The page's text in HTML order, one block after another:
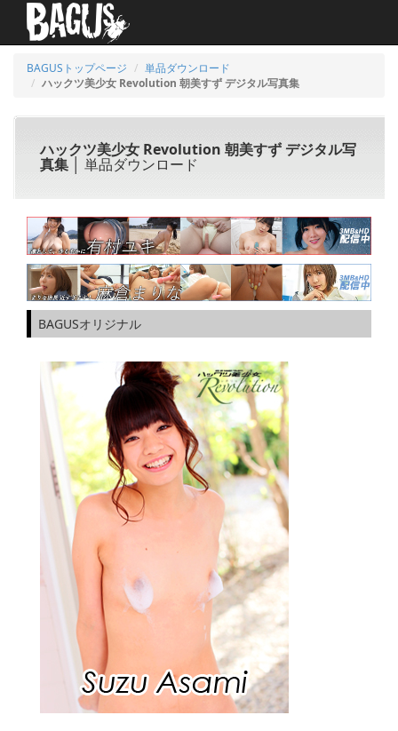
BAGUSトップページ
単品ダウンロード
ハックツ美少女 Revolution 朝美すず デジタル写真集
ハックツ美少女 Revolution 朝美すず デジタル写
真集 │ 単品ダウンロード
BAGUSオリジナル